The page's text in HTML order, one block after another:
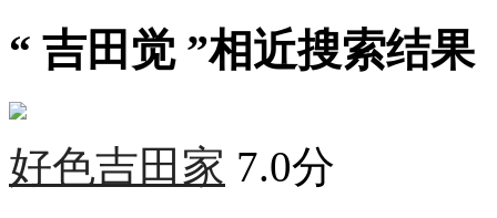
“ 吉田觉 ”相近搜索结果
好色吉田家 7.0分